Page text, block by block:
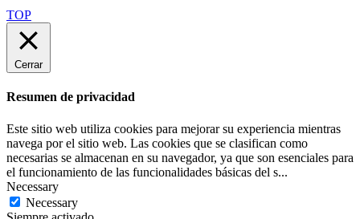
TOP
Cerrar
Resumen de privacidad
Este sitio web utiliza cookies para mejorar su experiencia mientras
navega por el sitio web. Las cookies que se clasifican como
necesarias se almacenan en su navegador, ya que son esenciales para
el funcionamiento de las funcionalidades básicas del s...
Necessary
Necessary